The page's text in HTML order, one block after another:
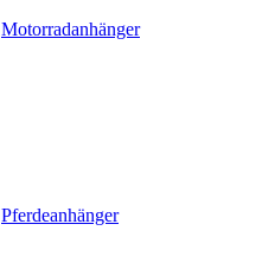
Motorradanhänger
Pferdeanhänger